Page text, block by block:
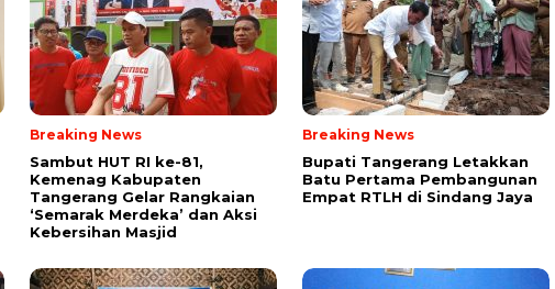
Breaking News
Sambut HUT RI ke-81,
Kemenag Kabupaten
Tangerang Gelar Rangkaian
‘Semarak Merdeka’ dan Aksi
Kebersihan Masjid
Breaking News
Bupati Tangerang Letakkan
Batu Pertama Pembangunan
Empat RTLH di Sindang Jaya